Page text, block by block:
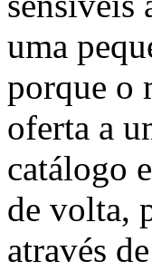
uma
porque o
oferta a
catálogo
de volta,
através